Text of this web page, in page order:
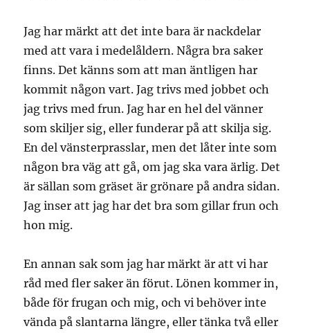
Jag har märkt att det inte bara är nackdelar
med att vara i medelåldern. Några bra saker
finns. Det känns som att man äntligen har
kommit någon vart. Jag trivs med jobbet och
jag trivs med frun. Jag har en hel del vänner
som skiljer sig, eller funderar på att skilja sig.
En del vänsterprasslar, men det låter inte som
någon bra väg att gå, om jag ska vara ärlig. Det
är sällan som gräset är grönare på andra sidan.
Jag inser att jag har det bra som gillar frun och
hon mig.
En annan sak som jag har märkt är att vi har
råd med fler saker än förut. Lönen kommer in,
både för frugan och mig, och vi behöver inte
vända på slantarna längre, eller tänka två eller